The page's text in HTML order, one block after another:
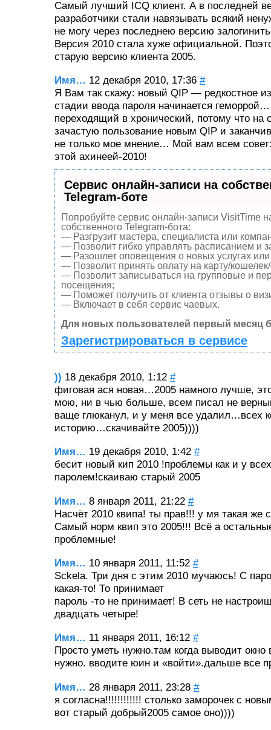
Самый лучший ICQ клиент. А в последней
разработчики стали навязывать всякий
не могу через последнею версию
Версия 2010 стала хуже официальной.
старую версию клиента 2005.
Имя… 12 декабря 2010, 17:36 #
Я Вам так скажу: новый QIP — редкостное
стадии ввода пароля начинается
переходящий в хронический, потому что на
зачастую пользование новым QIP и
не только мое мнение… Мой вам всем
этой ахинеей-2010!
Сервис онлайн-записи на
Telegram-боте
Попробуйте сервис онлайн-записи VisitTime
собственного Telegram-бота:
— Разгрузит мастера, специалиста или
— Позволит гибко управлять расписанием и
— Разошлет оповещения о новых услугах или
— Позволит принять оплату на карту/кошелек/
— Позволит записываться на групповые и
посещения;
— Поможет получить от клиента отзывы о
— Включает в себя сервис чаевых.
Для новых пользователей первый месяц
Зарегистрироваться в сервисе
)) 18 декабря 2010, 1:12 #
фиговая ася новая…2005 намного лучше,
мою, ни в чью больше, всем писал не
ваще глюканул, и у меня все удалил…всех
историю…скачивайте 2005))))
Имя… 19 декабря 2010, 1:42 #
бесит новый кип 2010 !проблемы как и у
паролем!скаиваю старый 2005
Имя… 8 января 2011, 21:22 #
Насчёт 2010 квипа! ты прав!!! у мя такая же
Самый норм квип это 2005!!! Всё а
проблемные!
Имя… 10 января 2011, 11:52 #
Sckela. Три дня с этим 2010 мучаюсь! С
какая-то! То принимает
пароль -то не принимает! В сеть не
двадцать четыре!
Имя… 11 января 2011, 16:12 #
Просто уметь нужно.там когда выводит
нужно. вводите юин и «войти».дальше все
Имя… 28 января 2011, 23:28 #
я согласна!!!!!!!!!!!! столько заморочек с
вот старый добрый2005 самое оно))))